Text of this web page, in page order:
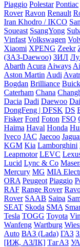
Piaggio Polestar Pontiac
Rover Ravon Renault
Iran Khodro / IKCO
Soueast SsangYong
Vinfast Volkswagen
Xiaomi XPENG Zeekr
(ЗАЗ-Daewoo) ЗИЛ
Abarth Acura Aiways
Aston Martin Audi Avatr
Bogdan Brilliance Buick
Caterham Chana
Dacia Dadi Daewoo
DongFeng | DFSK DS
Fisker Ford Foton FSO
Haima Haval Honda
Iveco JAC Jaecoo
KGM Kia Lamborghini
Leapmotor LEVC
Lucid Lync & Co
Mercury MG MIA
ORA Peugeot Piaggio
RAF Range Rover
Rover SAAB Saipa
SEAT Skoda SMA
Tesla TOGG Toyota
Wanfeng Wartburg
Auto ВАЗ (Lada) ГАЗ
[ИЖ, АЗЛК] ТагАЗ